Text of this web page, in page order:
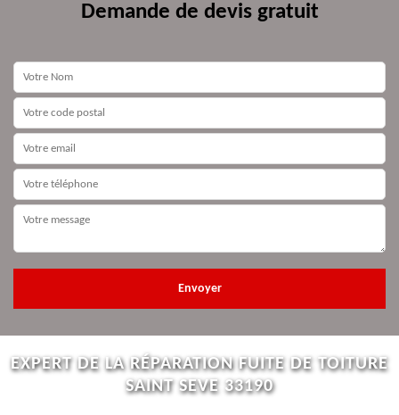
Demande de devis gratuit
EXPERT DE LA RÉPARATION FUITE DE TOITURE
SAINT SEVE 33190